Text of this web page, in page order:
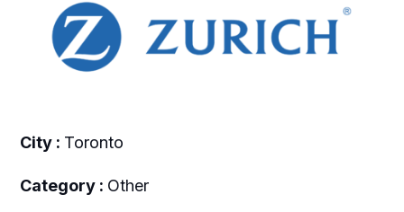
City : Toronto
Category : Other